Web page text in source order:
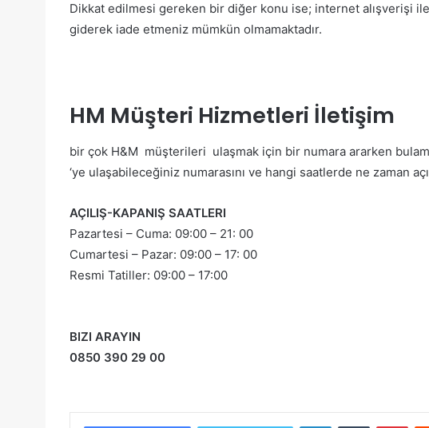
Dikkat edilmesi gereken bir diğer konu ise; internet alışverişi ile
giderek iade etmeniz mümkün olmamaktadır.
HM Müşteri Hizmetleri İletişim
bir çok H&M müşterileri ulaşmak için bir numara ararken
‘ye ulaşabileceğiniz numarasını ve hangi saatlerde ne zaman
AÇILIŞ-KAPANIŞ SAATLERI
Pazartesi – Cuma: 09:00 – 21: 00
Cumartesi – Pazar: 09:00 – 17: 00
Resmi Tatiller: 09:00 – 17:00
BIZI ARAYIN
0850 390 29 00